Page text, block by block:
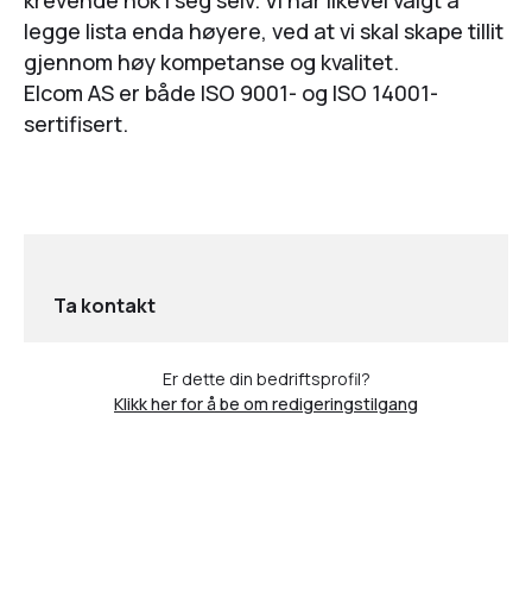
legge lista enda høyere, ved at vi skal skape tillit
gjennom høy kompetanse og kvalitet.
Elcom AS er både ISO 9001- og ISO 14001-
sertifisert.
Ta kontakt
Er dette din bedriftsprofil?
Klikk her for å be om redigeringstilgang